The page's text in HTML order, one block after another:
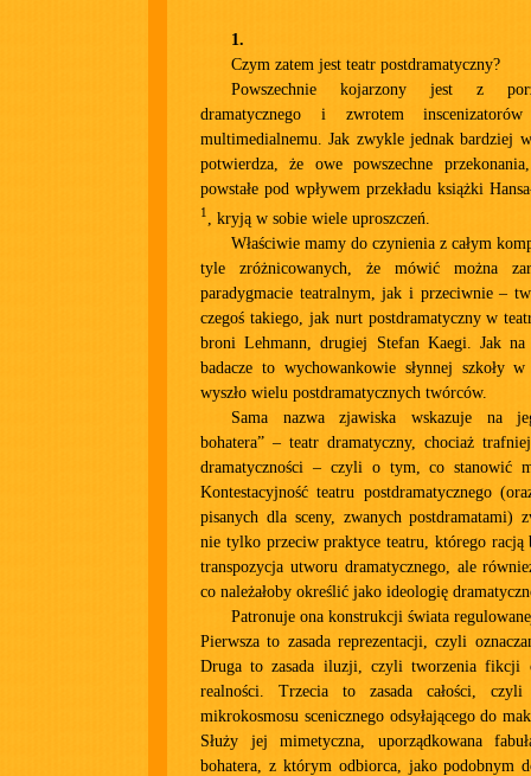
1.
Czym zatem jest teatr postdramatyczny?
Powszechnie kojarzony jest z
dramatycznego i zwrotem
multimedialnemu. Jak zwykle jednak bardziej
potwierdza, że owe powszechne
powstałe pod wpływem przekładu książki
1
, kryją w sobie wiele uproszczeń.
Właściwie mamy do czynienia z całym
tyle zróżnicowanych, że mówić można
paradygmacie teatralnym, jak i przeciwnie –
czegoś takiego, jak nurt postdramatyczny w
broni Lehmann, drugiej Stefan Kaegi. Jak
badacze to wychowankowie słynnej szkoły
wyszło wielu postdramatycznych twórców.
Sama nazwa zjawiska wskazuje na
bohatera” – teatr dramatyczny, chociaż
dramatyczności – czyli o tym, co stanowić
Kontestacyjność teatru postdramatycznego
pisanych dla sceny, zwanych postdramatami)
nie tylko przeciw praktyce teatru, którego racją
transpozycja utworu dramatycznego, ale
co należałoby określić jako ideologię
Patronuje ona konstrukcji świata
Pierwsza to zasada reprezentacji, czyli
Druga to zasada iluzji, czyli tworzenia fikcji
realności. Trzecia to zasada całości, czyli
mikrokosmosu scenicznego odsyłającego do
Służy jej mimetyczna, uporządkowana
bohatera, z którym odbiorca, jako podobnym